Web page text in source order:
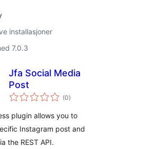
installasjoner
7.0.3
Jfa Social Media
Post
(0totale
vurderinger
)
plugin allows you to
Instagram post and
the REST API.